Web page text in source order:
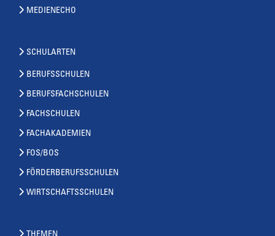
MEDIENECHO
SCHULARTEN
BERUFSSCHULEN
BERUFSFACHSCHULEN
FACHSCHULEN
FACHAKADEMIEN
FOS/BOS
FÖRDERBERUFSSCHULEN
WIRTSCHAFTSSCHULEN